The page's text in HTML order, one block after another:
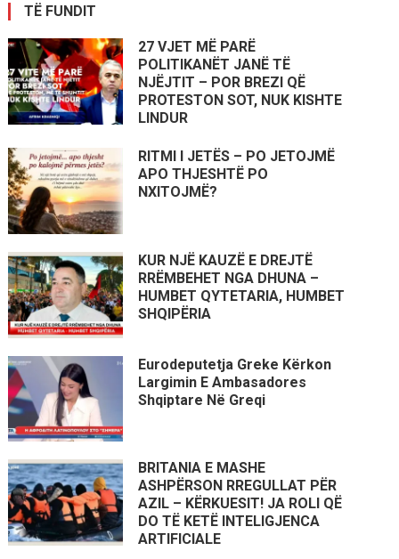
TË FUNDIT
27 VJET MË PARË
POLITIKANËT JANË TË
NJËJTIT – POR BREZI QË
PROTESTON SOT, NUK KISHTE
LINDUR
RITMI I JETËS – PO JETOJMË
APO THJESHTË PO
NXITOJMË?
KUR NJË KAUZË E DREJTË
RRËMBEHET NGA DHUNA –
HUMBET QYTETARIA, HUMBET
SHQIPËRIA
Eurodeputetja Greke Kërkon
Largimin E Ambasadores
Shqiptare Në Greqi
BRITANIA E MASHE
ASHPËRSON RREGULLAT PËR
AZIL – KËRKUESIT! JA ROLI QË
DO TË KETË INTELIGJENCA
ARTIFICIALE